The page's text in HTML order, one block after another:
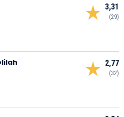
3,31
(29)
2,77
(32)